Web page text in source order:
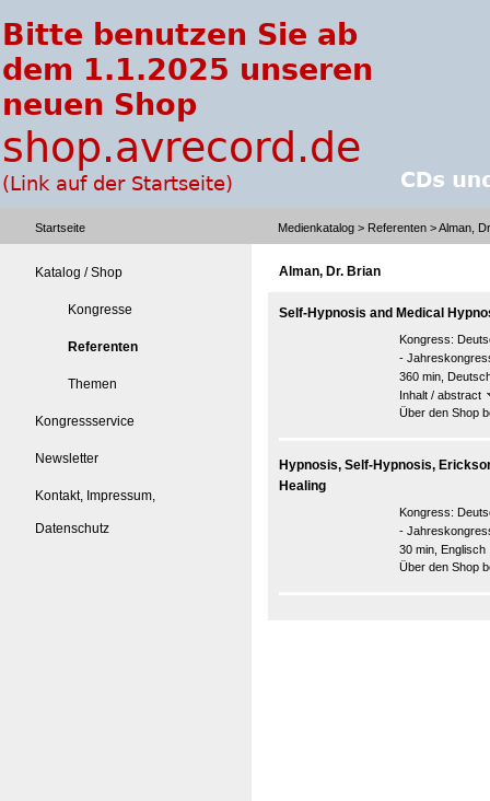
Startseite Medienkatalog > Referenten > Alman,
Katalog / Shop
Kongresse
Referenten
Themen
Kongressservice
Newsletter
Kontakt, Impressum,
Datenschutz
Alman, Dr. Brian
Self-Hypnosis and Medical
Kongress:
-
360 min,
Inhalt / abstract
Über den Shop
Hypnosis, Self-Hypnosis,
Healing
Kongress:
-
30 min, Englisch
Über den Shop